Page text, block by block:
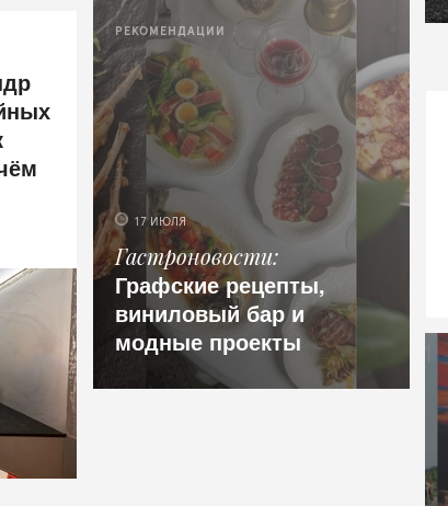
РЕКОМЕНДАЦИИ
17 ИЮЛЯ
Гастроновости
Графские рецепты,
виниловый бар и
модные проекты